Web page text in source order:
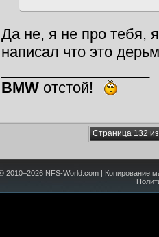
Да не, я не про тебя,
написал что это
BMW отстой!
Страница 132
2010–2026 NFS-World.com | Копирование